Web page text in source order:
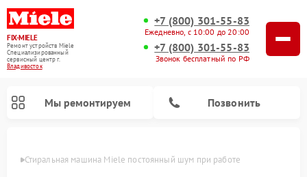
FIX-MIELE
Ремонт устройств Miele
Специализированный
cервисный центр г.
Владивосток
+7 (800) 301-55-83
Ежедневно, с 10:00 до 20:00
+7 (800) 301-55-83
Звонок бесплатный по РФ
Мы ремонтируем Позвонить
Стиральная машина Miele постоянный шум при работе